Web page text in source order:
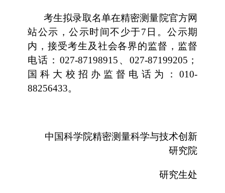
考生拟录取名单在精密测量院官方网
站公示，公示时间不少于7日。公示期
内，接受考生及社会各界的监督，监督
电话：027-87198915、027-87199205；
国科大校招办监督电话为：010-
88256433。
中国科学院精密测量科学与技术创新
研究院
研究生处